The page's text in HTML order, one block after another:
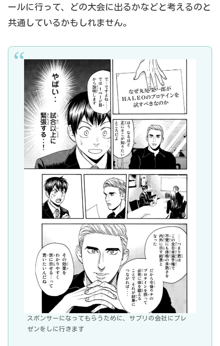
ールに行って、どの大会に出るかなどと考えるのと
共通しているかもしれません。
スポンサーになってもらうために、サプリの会社にプレ
ゼンをしに行きます